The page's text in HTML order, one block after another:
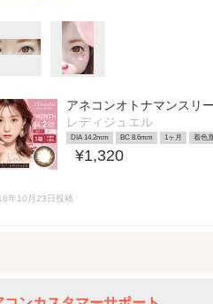
アネコンオトナマンスリー
レディジュエル
DIA 14.2mm BC 8.6mm 1ヶ月 着色
¥1,320
年10月23日投稿